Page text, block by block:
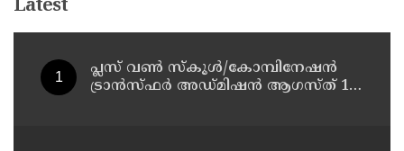
Latest
പ്ലസ് വൺ സ്‌കൂൾ/കോമ്പിനേഷൻ
ട്രാൻസ്ഫർ അഡ്മിഷൻ ആഗസ്ത് 10,